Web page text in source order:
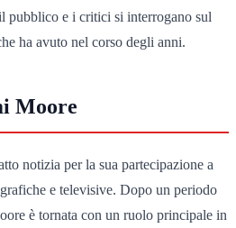
pubblico e i critici si interrogano sul
ha avuto nel corso degli anni.
Moore
notizia per la sua partecipazione a
e televisive. Dopo un periodo
è tornata con un ruolo principale in